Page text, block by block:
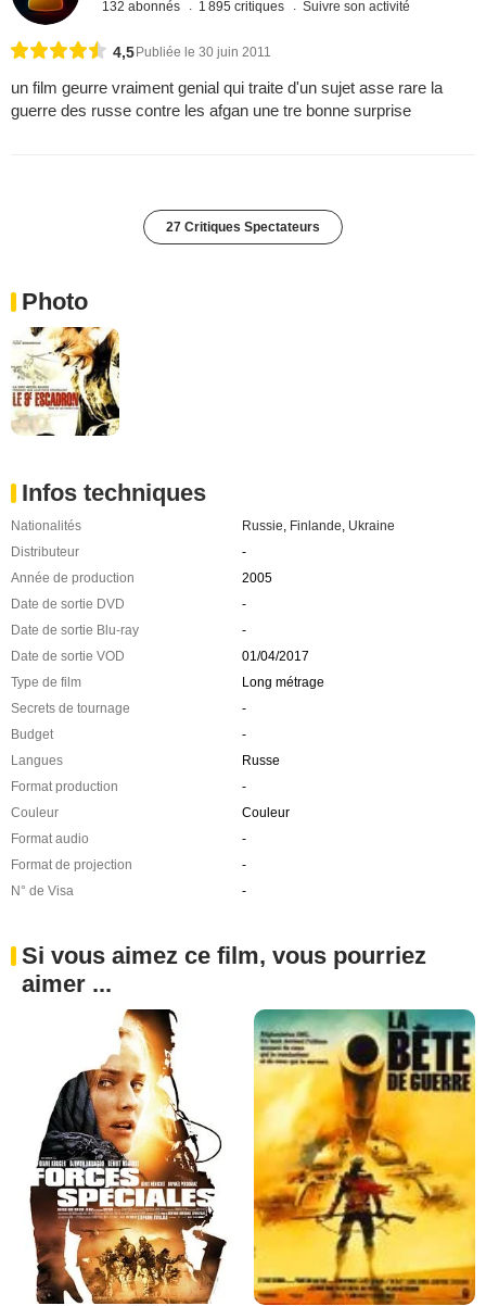
132 abonnés 1 895 critiques Suivre son activité
4,5 Publiée le 30 juin 2011
un film geurre vraiment genial qui traite d'un sujet asse rare la
guerre des russe contre les afgan une tre bonne surprise
27 Critiques Spectateurs
Photo
Infos techniques
Nationalités Russie Finlande Ukraine
Distributeur
-
Année de production
2005
Date de sortie DVD
-
Date de sortie Blu-ray
-
Date de sortie VOD
01/04/2017
Type de film
Long métrage
Secrets de tournage
-
Budget
-
Langues
Russe
Format production
-
Couleur
Couleur
Format audio
-
Format de projection
-
N° de Visa
-
Si vous aimez ce film, vous pourriez
aimer ...